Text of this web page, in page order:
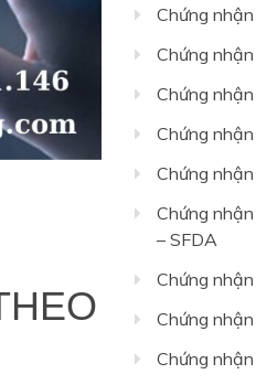
Chứng
Chứng
Chứng nhận
Chứng
Chứng
Chứng
– SFDA
Chứng
Chứng nhận
Chứng